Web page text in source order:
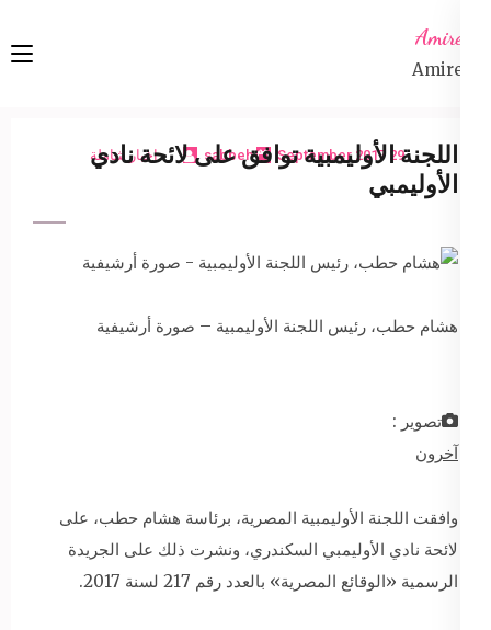
content
Enter)
Amireta
Amireta
29 September 2017
sabbeh اخبار شاملة
اللجنة الأوليمبية توافق على لائحة نادي
الأوليمبي
هشام حطب، رئيس اللجنة الأوليمبية – صورة أرشيفية
تصوير :
آخرون
وافقت اللجنة الأوليمبية المصرية، برئاسة هشام حطب، على
لائحة نادي الأوليمبي السكندري، ونشرت ذلك على الجريدة
الرسمية «الوقائع المصرية» بالعدد رقم 217 لسنة 2017.